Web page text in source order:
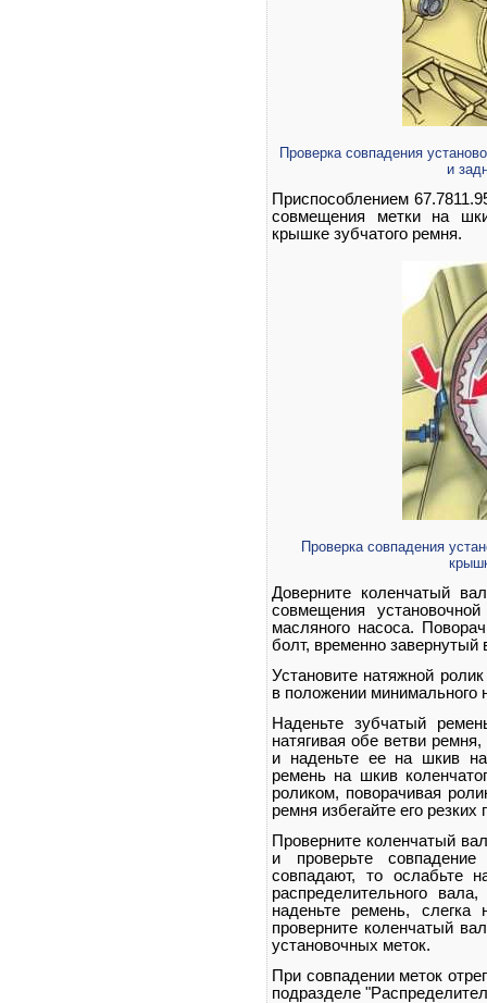
Проверка совпадения
и
Приспособлением
совмещения метки на
крышке зубчатого ремня.
Проверка совпадения
Доверните коленчатый
совмещения
масляного насоса.
болт, временно завернутый
Установите натяжной
в положении минимального
Наденьте зубчатый
натягивая обе ветви
и наденьте ее на шкив
ремень на шкив
роликом, поворачивая
ремня избегайте его резких
Проверните коленчатый
и проверьте
совпадают, то ослабьте
распределительного
наденьте ремень, слегка
проверните коленчатый
установочных меток.
При совпадении меток
подразделе